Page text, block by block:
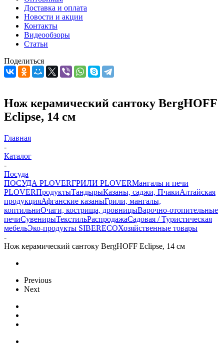
Доставка и оплата
Новости и акции
Контакты
Видеообзоры
Статьи
Поделиться
Нож керамический сантоку BergHOFF
Eclipse, 14 см
Главная
-
Каталог
-
Посуда
ПОСУДА PLOVERГРИЛИ PLOVERМангалы и печи
PLOVERПродуктыТандырыКазаны, саджи, ПчакиАлтайская
продукцияАфганские казаныГрили, мангалы,
коптильниОчаги, кострища, дровницыВарочно-отопительные
печиСувенирыТекстильРаспродажаСадовая / Туристическая
мебельЭко-продукты SIBERECOХозяйственные товары
-
Нож керамический сантоку BergHOFF Eclipse, 14 см
Previous
Next